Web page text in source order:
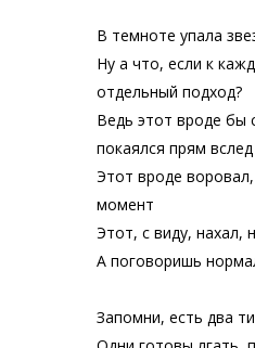
В темноте упала
Ну а что, если к
отдельный подход?
Ведь этот вроде бы
покаялся прям вслед
Этот вроде
момент
Этот, с виду, нахал,
А поговоришь
Запомни, есть два